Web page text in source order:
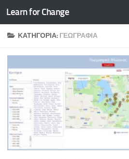
Skip to content
Learn for Change
ΚΑΤΗΓΟΡΊΑ: ΓΕΩΓΡΑΦΊΑ